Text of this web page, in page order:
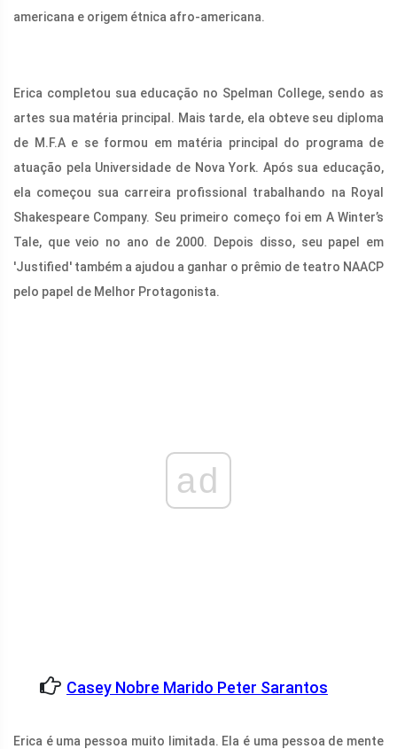
americana e origem étnica afro-americana.
Erica completou sua educação no Spelman College, sendo as
artes sua matéria principal. Mais tarde, ela obteve seu diploma
de M.F.A e se formou em matéria principal do programa de
atuação pela Universidade de Nova York. Após sua educação,
ela começou sua carreira profissional trabalhando na Royal
Shakespeare Company. Seu primeiro começo foi em A Winter’s
Tale, que veio no ano de 2000. Depois disso, seu papel em
'Justified' também a ajudou a ganhar o prêmio de teatro NAACP
pelo papel de Melhor Protagonista.
ad
Casey Nobre Marido Peter Sarantos
Erica é uma pessoa muito limitada. Ela é uma pessoa de mente